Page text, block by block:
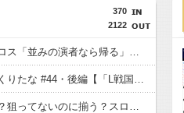
370
2122
SEVEN’S TV #1640【ワロス「並みの演者なら帰る」ここからがセブンズＴＶだった結果】
お悩み相談バラエティ・くりたな #44・後編【「L戦国乙女5 業火を穿つ宿焔の双刃」くりやま無双】
当たってるのに揃わない？狙ってないのに揃う？スロットの"なぜ"を解説【だいいち!】